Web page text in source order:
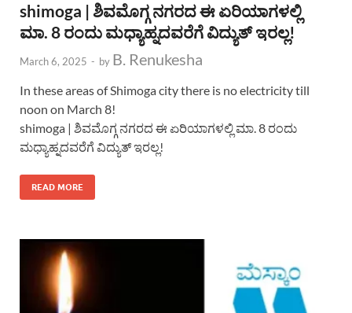
shimoga | ಶಿವಮೊಗ್ಗ ನಗರದ ಈ ಏರಿಯಾಗಳಲ್ಲಿ
ಮಾ. 8 ರಂದು ಮಧ್ಯಾಹ್ನದವರೆಗೆ ವಿದ್ಯುತ್ ಇರಲ್ಲ!
March 6, 2025 - by B. Renukesha
In these areas of Shimoga city there is no electricity till
noon on March 8!
shimoga | ಶಿವಮೊಗ್ಗ ನಗರದ ಈ ಏರಿಯಾಗಳಲ್ಲಿ ಮಾ. 8 ರಂದು
ಮಧ್ಯಾಹ್ನದವರೆಗೆ ವಿದ್ಯುತ್ ಇರಲ್ಲ!
READ MORE